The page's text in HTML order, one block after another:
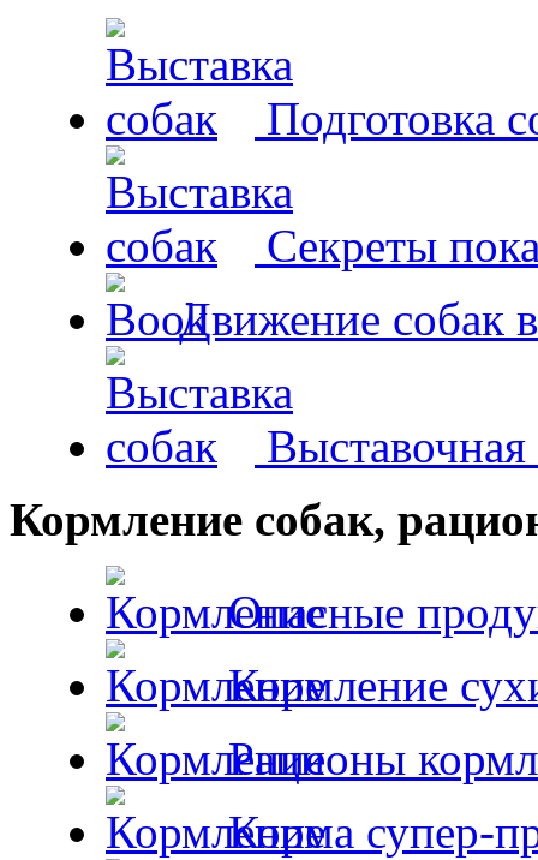
Подготовка
Секреты
Движение собак
Выставочная
Кормление собак,
Опасные
Кормление
Рационы
Корма супер-